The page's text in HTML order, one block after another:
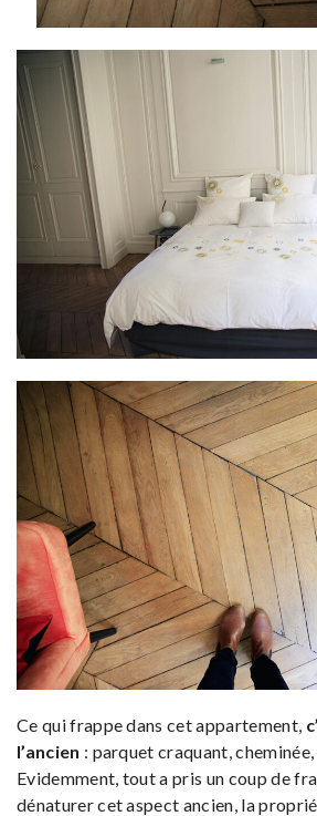
Ce qui frappe dans cet appartement,
l’ancien : parquet craquant,
Evidemment, tout a pris un coup de
dénaturer cet aspect ancien, la